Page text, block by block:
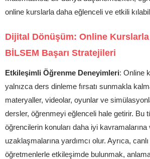
online kurslarla daha eğlenceli ve etkili
Dijital Dönüşüm: Online
BİLSEM Başarı Stratejileri
Etkileşimli Öğrenme Deneyimleri: Online
yalnızca ders dinleme fırsatı sunmakla
materyaller, videolar, oyunlar ve
dersler, öğrenmeyi eğlenceli hale getirir. Bu
öğrencilerin konuları daha iyi kavramalarına
uzaklaşmalarına yardımcı olur. Ayrıca,
öğretmenlerle etkileşimde bulunmak,